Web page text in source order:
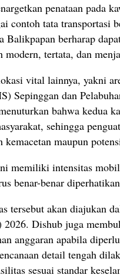
penataan pada
contoh tata transportasi
Balikpapan berharap
modern, tertata, dan
vital lainnya, yakni
Sepinggan dan
bahwa kedua
sehingga
kemacetan maupun
memiliki intensitas
benar-benar
tersebut akan diajukan
Dishub juga
anggaran apabila
detail tengah
sesuai standar